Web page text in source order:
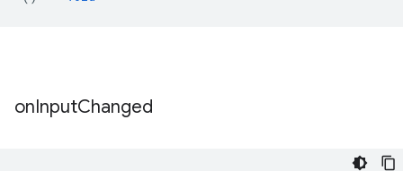
onInputChanged